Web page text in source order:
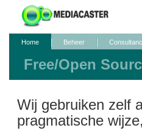
Home Beheer
Free/Open
Wij gebruiken zelf
pragmatische